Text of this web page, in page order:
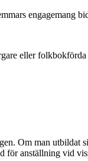
engagemang
eller
Om man utbildat
för anställning vid